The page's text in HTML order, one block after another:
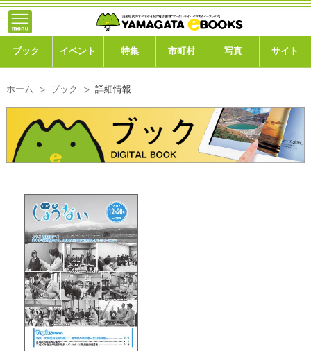
ブック イベント 特集 市町村 写真 サイト
ホーム ブック 詳細情報
トップ
ブック
市町村
このサイトについて
運営会社
ご利用ガイド
よくある質問
サイトマップ
}; -->